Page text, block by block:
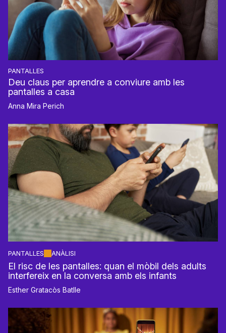
PANTALLES
Deu claus per aprendre a conviure amb les
pantalles a casa
Anna Mira Perich
PANTALLES ANÀLISI
El risc de les pantalles: quan el mòbil dels adults
interfereix en la conversa amb els infants
Esther Gratacòs Batlle